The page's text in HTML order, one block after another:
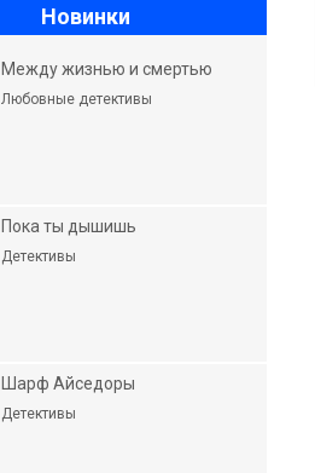
Новинки
Между жизнью и смертью
Любовные детективы
Пока ты дышишь
Детективы
Шарф Айседоры
Детективы